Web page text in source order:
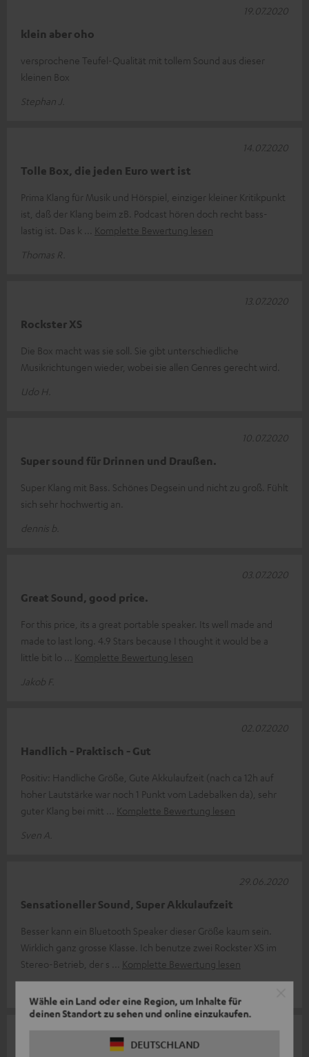
Wähle ein Land oder eine Region, um Inhalte für
deinen Standort zu sehen und online einzukaufen.
DEUTSCHLAND
klein aber oho
versprochene Teufel-Qualität mit tollem Sound aus dieser
kleinen Box
Stephan J.
19.07.2020
Tolle Box, die jeden Euro wert ist
Prima Klang für Musik und Hörspiel, einziger kleiner Kritikpunkt
ist, daß der Klang beim zB. Podcast hören doch recht bass-
lastig ist. Das k
Komplette Bewertung lesen
Thomas R.
14.07.2020
Rockster XS
Die Box macht was sie soll. Sie gibt unterschiedliche
Musikrichtungen wieder, wobei sie allen Genres gerecht wird.
Udo H.
13.07.2020
Super sound für Drinnen und Draußen.
Super Klang mit Bass. Schönes Degsein und nicht zu groß. Fühlt
sich sehr hochwertig an.
dennis b.
10.07.2020
Great Sound, good price.
For this price, its a great portable speaker. Its well made and
made to last long. 4.9 Stars because I thought it would be a
little bit lo
Komplette Bewertung lesen
Jakob F.
03.07.2020
Handlich - Praktisch - Gut
Positiv: Handliche Größe, Gute Akkulaufzeit (nach ca 12h auf
hoher Lautstärke war noch 1 Punkt vom Ladebalken da), sehr
guter Klang bei mitt
Komplette Bewertung lesen
Sven A.
02.07.2020
Sensationeller Sound, Super Akkulaufzeit
Besser kann ein Bluetooth Speaker dieser Größe kaum sein.
Wirklich ganz grosse Klasse. Ich benutze zwei Rockster XS im
Stereo-Betrieb, der s
Komplette Bewertung lesen
29.06.2020